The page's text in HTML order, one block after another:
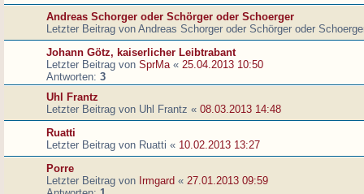
Andreas Schorger oder Schörger oder Schoerger
Letzter Beitrag von Andreas Schorger oder Schörger oder
Johann Götz, kaiserlicher Leibtrabant
Letzter Beitrag von SprMa « 25.04.2013 10:50
Antworten: 3
Uhl Frantz
Letzter Beitrag von Uhl Frantz « 08.03.2013 14:48
Ruatti
Letzter Beitrag von Ruatti « 10.02.2013 13:27
Porre
Letzter Beitrag von Irmgard « 27.01.2013 09:59